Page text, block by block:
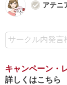
アテニ
キャンペーン・
詳しくはこちら